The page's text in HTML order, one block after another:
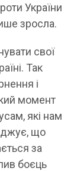
України
зросла.
свої
Так
і
момент
які нам
що
за
боєць